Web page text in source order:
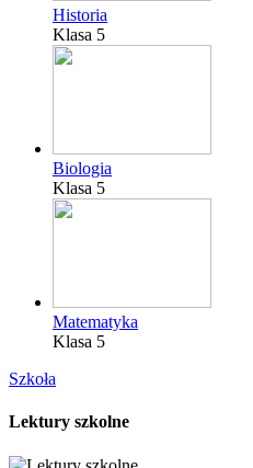
Historia
Klasa 5
Biologia
Klasa 5
Matematyka
Klasa 5
Szkoła
Lektury szkolne